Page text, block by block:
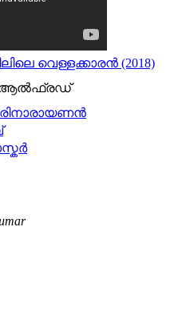
വെള്ളക്കാരൻ (2018)